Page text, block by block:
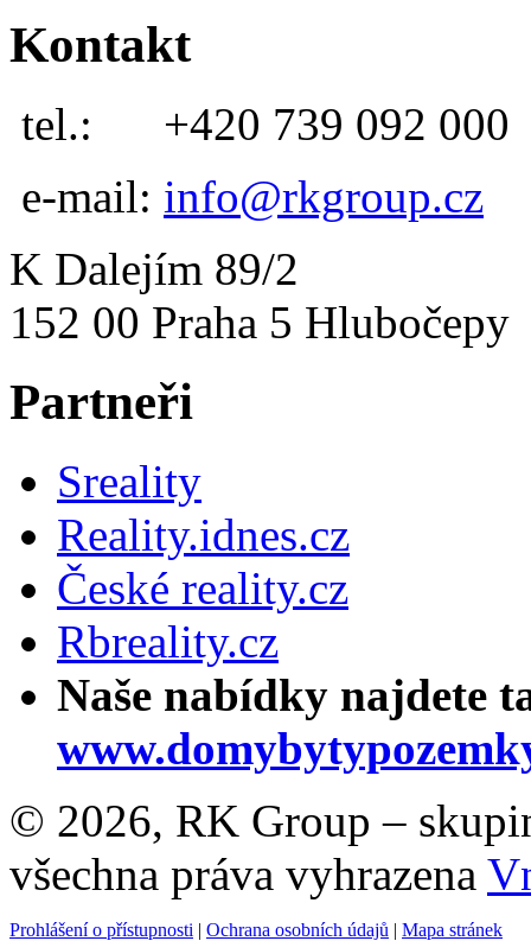
Kontakt
tel.: +420 739 092 000
e-mail: info@rkgroup.cz
K Dalejím 89/2
152 00 Praha 5 Hlubočepy
Partneři
Sreality
Reality.idnes.cz
České reality.cz
Rbreality.cz
Naše nabídky najdete
© 2026, RK Group –
všechna práva vyhrazena
Prohlášení o přístupnosti | Ochrana osobních údajů | Mapa stránek